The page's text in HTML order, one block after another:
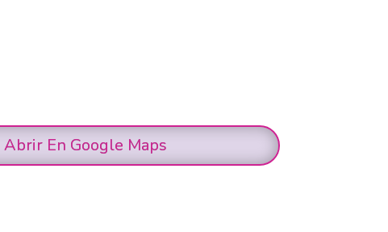
Abrir En Google Maps